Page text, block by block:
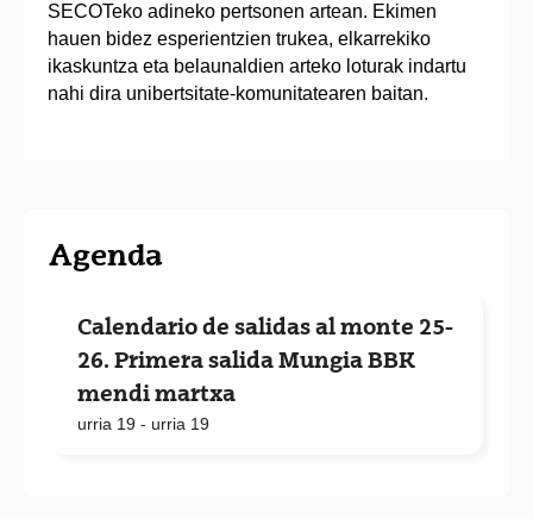
SECOTeko adineko pertsonen artean. Ekimen
hauen bidez esperientzien trukea, elkarrekiko
ikaskuntza eta belaunaldien arteko loturak indartu
nahi dira unibertsitate-komunitatearen baitan.
Agenda
Calendario de salidas al monte 25-
26. Primera salida Mungia BBK
mendi martxa
urria 19 - urria 19